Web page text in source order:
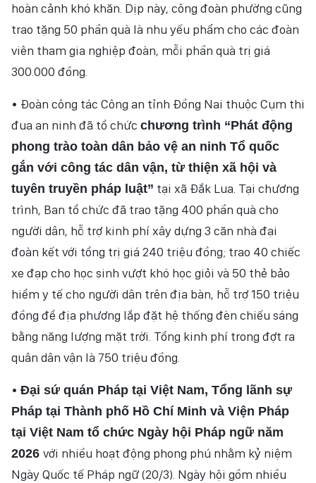
hoàn cảnh khó khăn. Dịp này, công đoàn phường cũng
trao tặng 50 phần quà là nhu yếu phẩm cho các đoàn
viên tham gia nghiệp đoàn, mỗi phần quà trị giá
300.000 đồng.
• Đoàn công tác Công an tỉnh Đồng Nai thuộc Cụm thi
đua an ninh đã tổ chức chương trình “Phát động
phong trào toàn dân bảo vệ an ninh Tổ quốc
gắn với công tác dân vận, từ thiện xã hội và
tuyên truyền pháp luật” tại xã Đắk Lua. Tại chương
trình, Ban tổ chức đã trao tặng 400 phần quà cho
người dân, hỗ trợ kinh phí xây dựng 3 căn nhà đại
đoàn kết với tổng trị giá 240 triệu đồng; trao 40 chiếc
xe đạp cho học sinh vượt khó học giỏi và 50 thẻ bảo
hiểm y tế cho người dân trên địa bàn, hỗ trợ 150 triệu
đồng để địa phương lắp đặt hệ thống đèn chiếu sáng
bằng năng lượng mặt trời. Tổng kinh phí trong đợt ra
quân dân vận là 750 triệu đồng.
• Đại sứ quán Pháp tại Việt Nam, Tổng lãnh sự
Pháp tại Thành phố Hồ Chí Minh và Viện Pháp
tại Việt Nam tổ chức Ngày hội Pháp ngữ năm
2026 với nhiều hoạt động phong phú nhằm kỷ niệm
Ngày Quốc tế Pháp ngữ (20/3). Ngày hội gồm nhiều